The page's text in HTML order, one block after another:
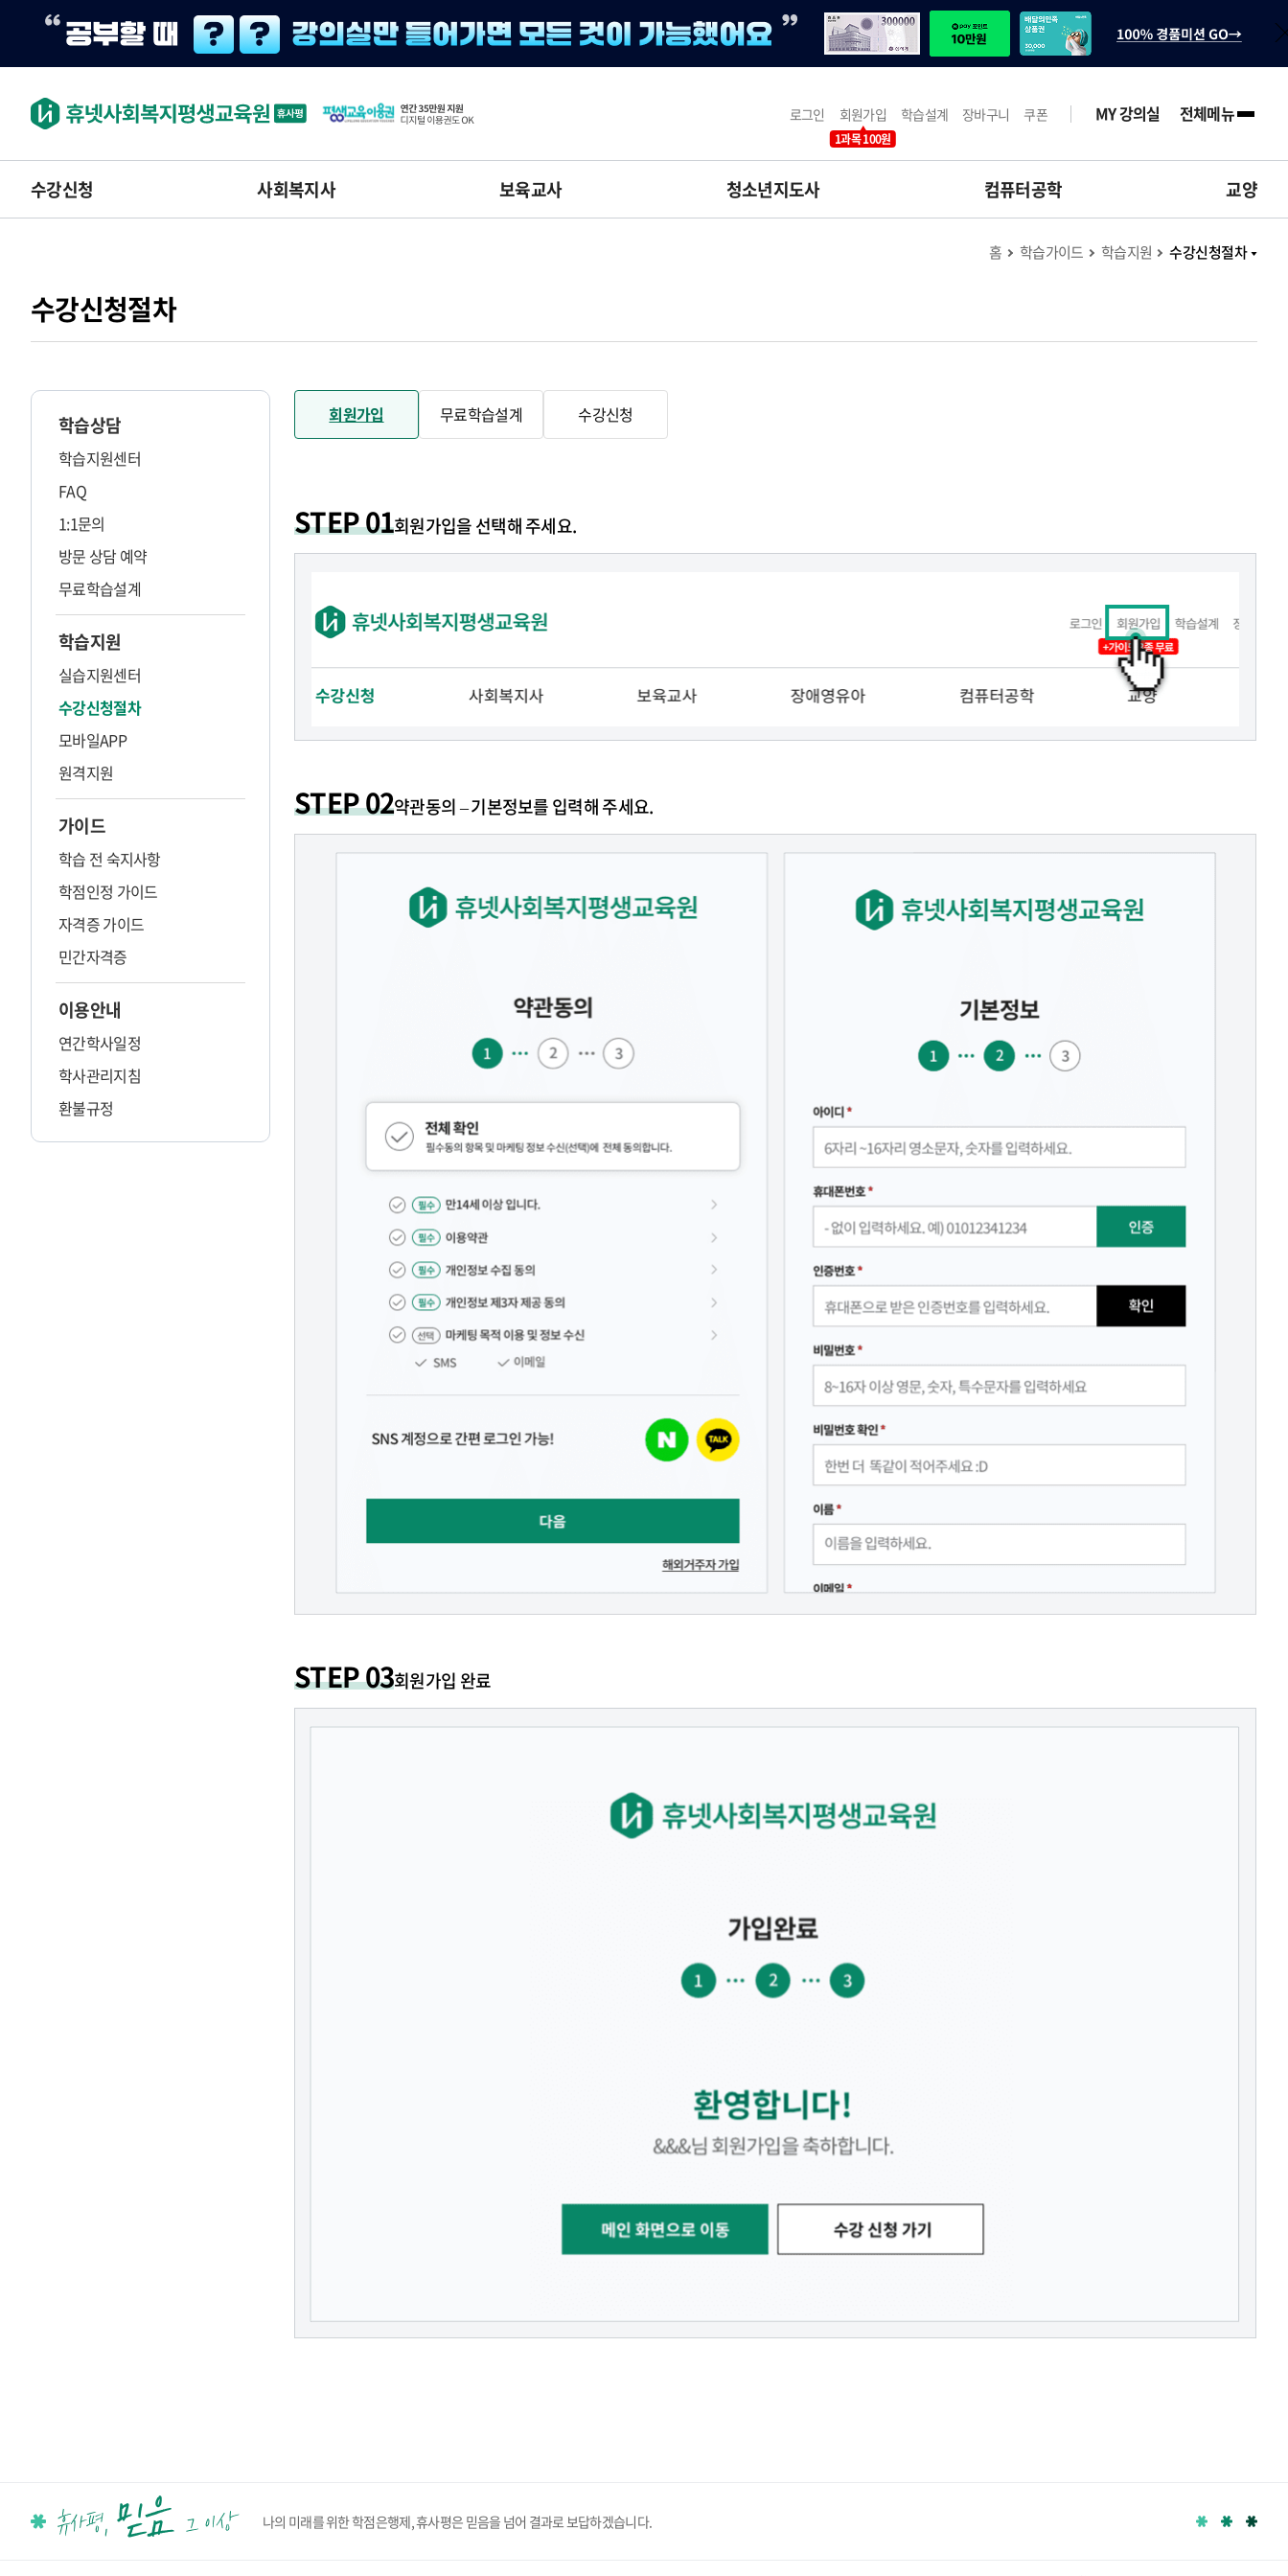
로그인 회원가입
1과목 100원
학습설계 장바구니 쿠폰 MY 강의실 전체메뉴
수강신청 사회복지사 보육교사 청소년지도사 컴퓨터공학 교양
홈 학습가이드 학습지원 수강신청절차
수강신청절차
학습상담
학습지원센터
FAQ
1:1문의
방문 상담 예약
무료학습설계
학습지원
실습지원센터
수강신청절차
모바일APP
원격지원
가이드
학습 전 숙지사항
학점인정 가이드
자격증 가이드
민간자격증
이용안내
연간학사일정
학사관리지침
환불규정
회원가입 무료학습설계 수강신청
회원가입
STEP 01회원가입을 선택해 주세요.
STEP 02약관동의 – 기본정보를 입력해 주세요.
STEP 03회원가입 완료
나의 미래를 위한 학점은행제, 휴사평은 믿음을 넘어 결과로 보답하겠습니다.